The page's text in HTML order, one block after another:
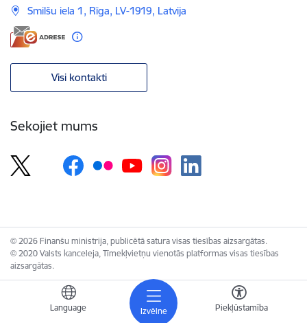
Izvēlne
Language Piekļūstamība
Smilšu iela 1, Rīga, LV-1919, Latvija
Visi kontakti
Sekojiet mums
© 2026 Finanšu ministrija, publicētā satura visas tiesības aizsargātas.
© 2020 Valsts kanceleja, Tīmekļvietņu vienotās platformas visas tiesības
aizsargātas.